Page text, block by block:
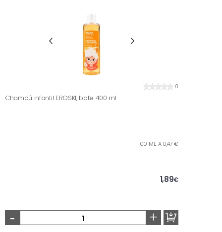
0
Champú infantil EROSKI, bote 400 ml
100 ML. A 0,47 €
1,89€
- +